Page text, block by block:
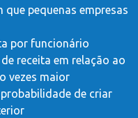
que pequenas empresas
por funcionário
receita em relação ao
vezes maior
de criar